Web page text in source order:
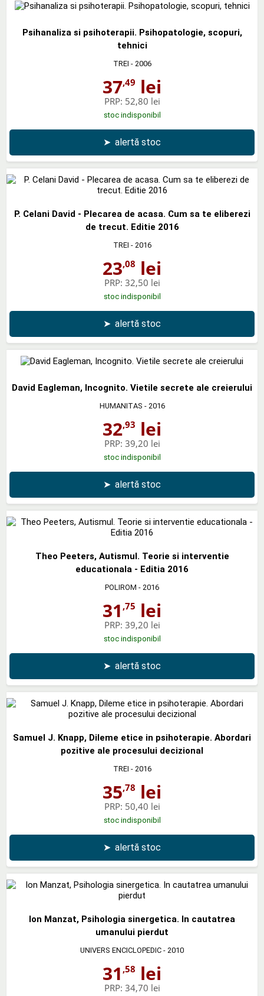
Psihanaliza si psihoterapii. Psihopatologie, scopuri,
tehnici
TREI - 2006
37,49 lei
PRP: 52,80 lei
stoc indisponibil
➤ alertă stoc
P. Celani David - Plecarea de acasa. Cum sa te eliberezi
de trecut. Editie 2016
TREI - 2016
23,08 lei
PRP: 32,50 lei
stoc indisponibil
➤ alertă stoc
David Eagleman, Incognito. Vietile secrete ale creierului
HUMANITAS - 2016
32,93 lei
PRP: 39,20 lei
stoc indisponibil
➤ alertă stoc
Theo Peeters, Autismul. Teorie si interventie
educationala - Editia 2016
POLIROM - 2016
31 ,75 lei
PRP: 39,20 lei
stoc indisponibil
➤ alertă stoc
Samuel J. Knapp, Dileme etice in psihoterapie. Abordari
pozitive ale procesului decizional
TREI - 2016
35,78 lei
PRP: 50,40 lei
stoc indisponibil
➤ alertă stoc
Ion Manzat, Psihologia sinergetica. In cautatrea
umanului pierdut
UNIVERS ENCICLOPEDIC - 2010
31 ,58 lei
PRP: 34,70 lei